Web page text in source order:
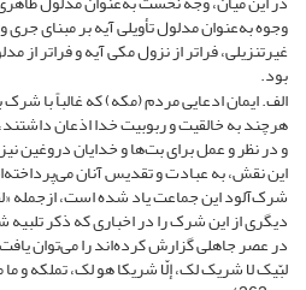
وجوه به‌عنوان مدلول تأویلی آیه بر مبنای
غیرتنزیلی، فراتر از نزول مکی آیه و فراتر
بود.
الف. ایمان ادعایی مردم (مکه) که غالباً با شرک
هرچند به خالقیت و ربوبیت خدا اذعان
و در نظر و عمل برای بت‌ها و خدایان دروغین
این نقش، به عبادت و تقدیس آنان
دیگری از این شرک را در اخباری که ذکر
در عصر جاهلی گزارش کرده‌اند را می‌توان